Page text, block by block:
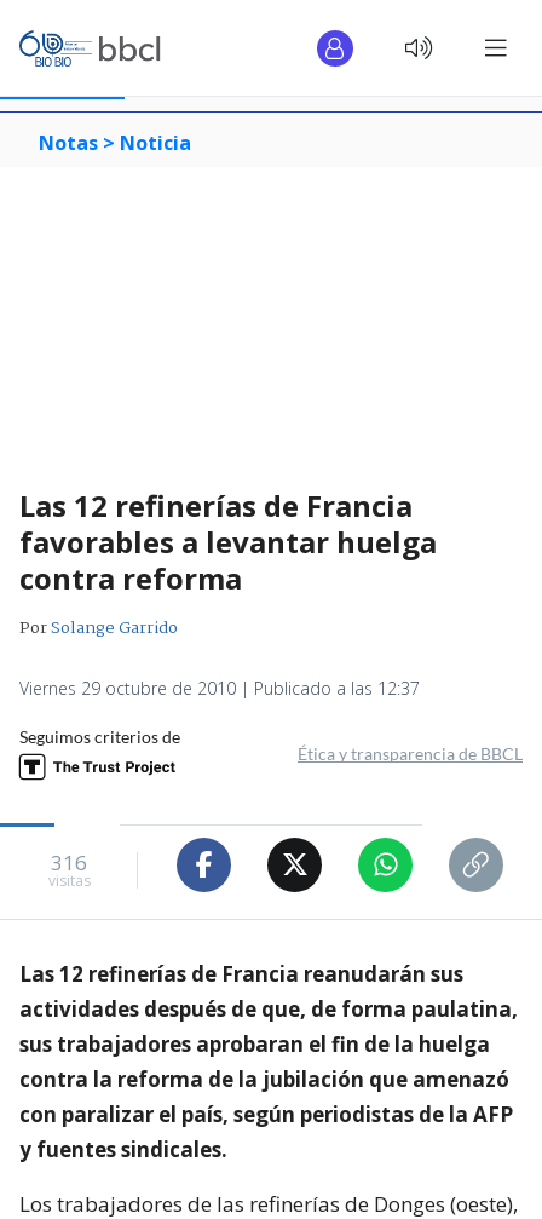
Notas > Noticia
Las 12 refinerías de Francia
favorables a levantar huelga
contra reforma
PorSolange Garrido
Viernes 29 octubre de 2010 | Publicado a las 12:37
Seguimos criterios de
Ética y transparencia de BBCL
316
visitas
Las 12 refinerías de Francia reanudarán sus
actividades después de que, de forma paulatina,
sus trabajadores aprobaran el fin de la huelga
contra la reforma de la jubilación que amenazó
con paralizar el país, según periodistas de la AFP
y fuentes sindicales.
Los trabajadores de las refinerías de Donges (oeste),